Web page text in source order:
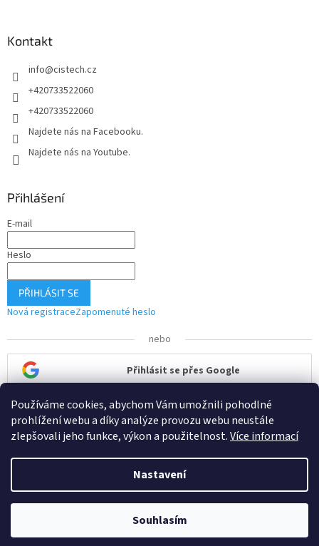
Používáme cookies, abychom Vám umožnili pohodlné
prohlížení webu a díky analýze provozu webu neustále
zlepšovali jeho funkce, výkon a použitelnost.Více informací
Nastavení
Souhlasím
Kontakt
info@cistech.cz
+420733522060
+420733522060
Najdete nás na Facebooku.
Najdete nás na Youtube.
Přihlášení
E-mail
Heslo
PŘIHLÁSIT SE
Nová registraceZapomenuté heslo
nebo
Přihlásit se přes Google
Přihlásit se přes Seznam
Vytvořil Shoptet
ČisTech. Všechna práva vyhrazena.